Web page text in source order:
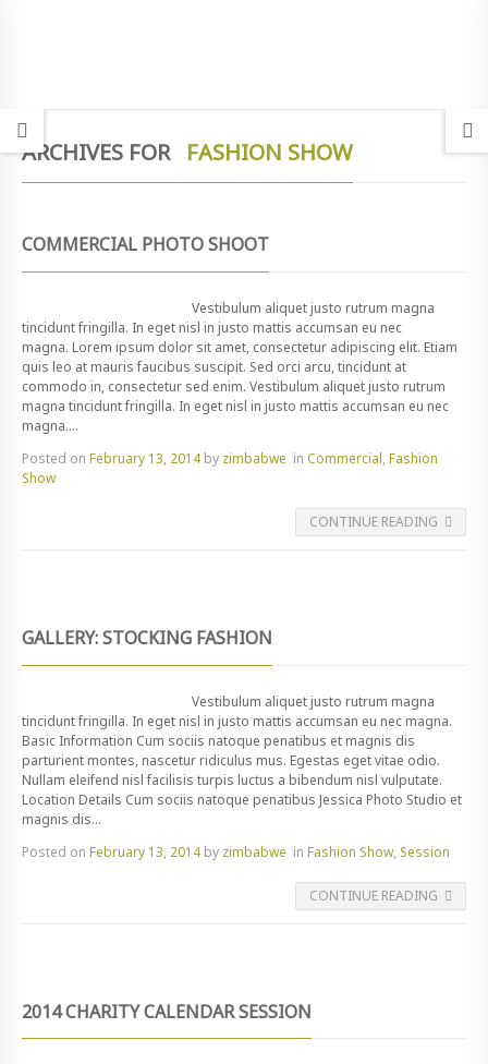
ARCHIVES FOR FASHION SHOW
COMMERCIAL PHOTO SHOOT
Vestibulum aliquet justo rutrum magna
tincidunt fringilla. In eget nisl in justo mattis accumsan eu nec
magna. Lorem ipsum dolor sit amet, consectetur adipiscing elit. Etiam
quis leo at mauris faucibus suscipit. Sed orci arcu, tincidunt at
commodo in, consectetur sed enim. Vestibulum aliquet justo rutrum
magna tincidunt fringilla. In eget nisl in justo mattis accumsan eu nec
magna....
Posted on February 13, 2014 by zimbabwe in Commercial, Fashion
Show
CONTINUE READING
GALLERY: STOCKING FASHION
Vestibulum aliquet justo rutrum magna
tincidunt fringilla. In eget nisl in justo mattis accumsan eu nec magna.
Basic Information Cum sociis natoque penatibus et magnis dis
parturient montes, nascetur ridiculus mus. Egestas eget vitae odio.
Nullam eleifend nisl facilisis turpis luctus a bibendum nisl vulputate.
Location Details Cum sociis natoque penatibus Jessica Photo Studio et
magnis dis...
Posted on February 13, 2014 by zimbabwe in Fashion Show, Session
CONTINUE READING
2014 CHARITY CALENDAR SESSION